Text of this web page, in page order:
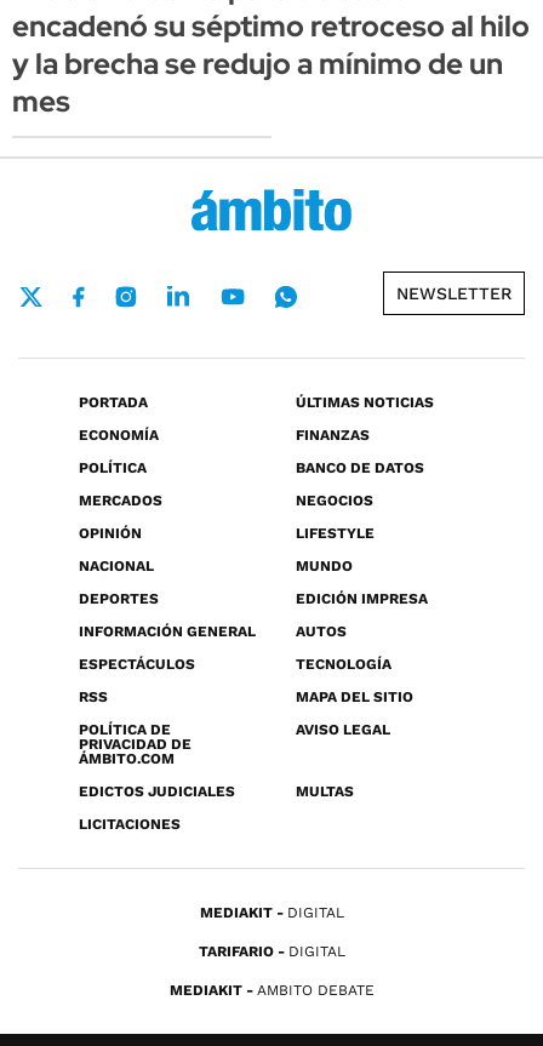
encadenó su séptimo retroceso al hilo
y la brecha se redujo a mínimo de un
mes
NEWSLETTER
PORTADA
ÚLTIMAS NOTICIAS
ECONOMÍA
FINANZAS
POLÍTICA
BANCO DE DATOS
MERCADOS
NEGOCIOS
OPINIÓN
LIFESTYLE
NACIONAL
MUNDO
DEPORTES
EDICIÓN IMPRESA
INFORMACIÓN GENERAL
AUTOS
ESPECTÁCULOS
TECNOLOGÍA
RSS
MAPA DEL SITIO
POLÍTICA DE
PRIVACIDAD DE
ÁMBITO.COM
AVISO LEGAL
EDICTOS JUDICIALES
MULTAS
LICITACIONES
MEDIAKIT DIGITAL
TARIFARIO DIGITAL
MEDIAKIT AMBITO DEBATE